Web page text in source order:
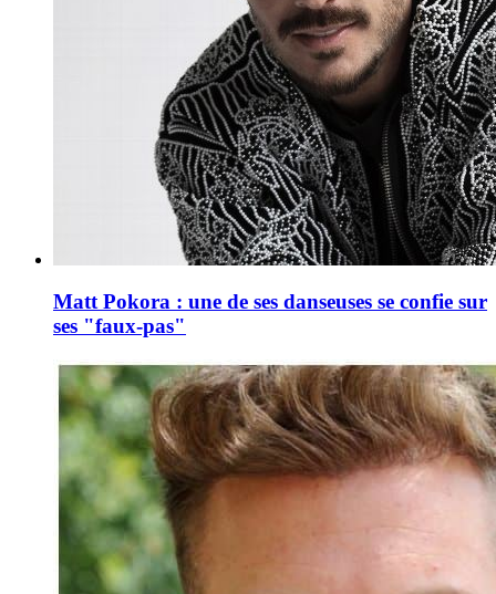
Matt Pokora : une de ses danseuses se confie sur
ses "faux-pas"